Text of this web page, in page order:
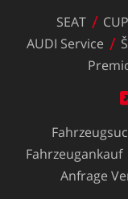
SEAT
AUDI Service
Fahrzeugankauf
Anfrage